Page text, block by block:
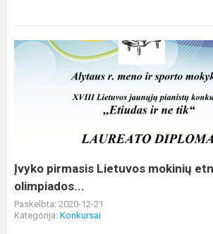
Įvyko
Įvyko pirmasis Lietuvos mokinių
olimpiados...
Paskelbta: 2020-12-21
Kategorija: Konkursai